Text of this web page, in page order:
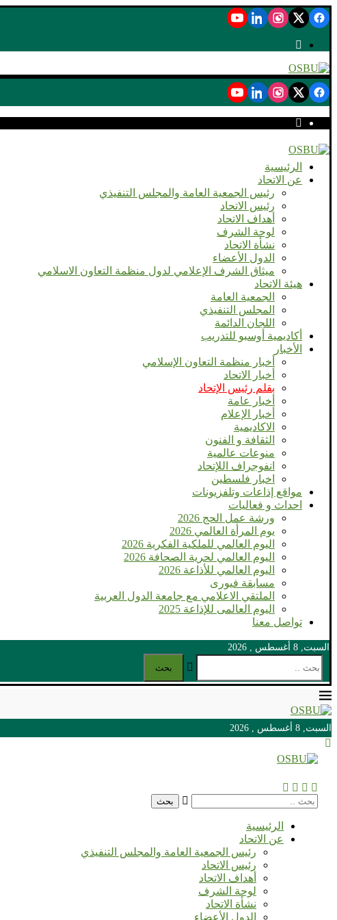
الرئيسية
عن الاتحاد
رئيس الجمعية العامة والمجلس التنفيذي
رئيس الاتحاد
أهداف الاتحاد
لوحة الشرف
نشأة الاتحاد
الدول الأعضاء
ميثاق الشرف الإعلامي لدول منظمة التعاون الاسلامي
هيئة الاتحاد
الجمعية العامة
المجلس التنفيذي
اللجان الدائمة
أكاديمية أوسبو للتدريب
الأخبار
أخبار منظمة التعاون الإسلامي
أخبار الاتحاد
بقلم رئيس الإتحاد
أخبار عامة
أخبار الإعلام
الاكاديمية
الثقافة و الفنون
منوعات عالمية
انفوجراف اللإتحاد
اخبار فلسطين
مواقع إذاعات وتلفزيونات
احداث و فعاليات
ورشة عمل الحج 2026
يوم المرأة العالمي 2026
اليوم العالمي للملكية الفكرية 2026
اليوم العالمي لحرية الصحافة 2026
اليوم العالمي للأذاعة 2026
مسابقة فيورى
الملتقي الاعلامي مع جامعة الدول العربية
اليوم العالمى للإذاعة 2025
تواصل معنا
السبت, 8 أغسطس , 2026
بحث
السبت, 8 أغسطس , 2026
بحث
الرئيسية
عن الاتحاد
رئيس الجمعية العامة والمجلس التنفيذي
رئيس الاتحاد
أهداف الاتحاد
لوحة الشرف
نشأة الاتحاد
الدول الأعضاء